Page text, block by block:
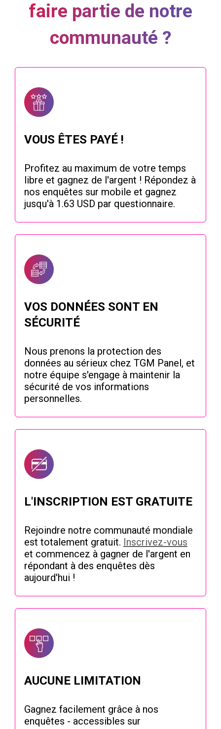
faire partie de notre
communauté ?
VOUS ÊTES PAYÉ !
Profitez au maximum de votre temps
libre et gagnez de l'argent ! Répondez à
nos enquêtes sur mobile et gagnez
jusqu'à 1.63 USD par questionnaire.
VOS DONNÉES SONT EN
SÉCURITÉ
Nous prenons la protection des
données au sérieux chez TGM Panel, et
notre équipe s'engage à maintenir la
sécurité de vos informations
personnelles.
L'INSCRIPTION EST GRATUITE
Rejoindre notre communauté mondiale
est totalement gratuit. Inscrivez-vous
et commencez à gagner de l'argent en
répondant à des enquêtes dès
aujourd'hui !
AUCUNE LIMITATION
Gagnez facilement grâce à nos
enquêtes - accessibles sur